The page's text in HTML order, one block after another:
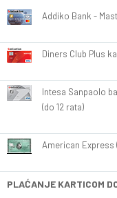
Addiko Bank -
Diners Club Plus
Intesa Sanpaolo
(do 12 rata)
American Express
PLAĆANJE KARTICOM